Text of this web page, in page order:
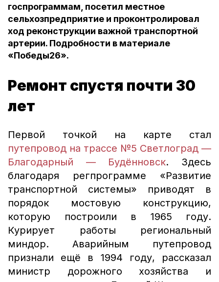
госпрограммам, посетил местное
сельхозпредприятие и проконтролировал
ход реконструкции важной транспортной
артерии. Подробности в материале
«Победы26».
Ремонт спустя почти 30
лет
Первой точкой на карте стал
путепровод на трассе №5 Светлоград —
Благодарный — Будённовск. Здесь
благодаря регпрограмме «Развитие
транспортной системы» приводят в
порядок мостовую конструкцию,
которую построили в 1965 году.
Курирует работы региональный
миндор. Аварийным путепровод
признали ещё в 1994 году, рассказал
министр дорожного хозяйства и